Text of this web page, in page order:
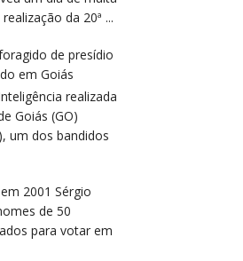
da 20ª ...
de presídio
em Goiás
realizada
Goiás (GO)
um dos bandidos
2001 Sérgio
de 50
para votar em